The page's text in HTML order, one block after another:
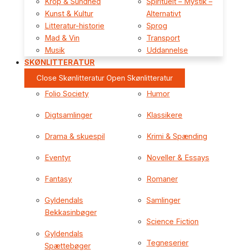
Kunst & Kultur
Litteratur-historie
Mad & Vin
Musik
Alternativt
Sprog
Transport
Uddannelse
SKØNLITTERATUR
Close Skønlitteratur Open Skønlitteratur
Folio Society
Digtsamlinger
Drama & skuespil
Eventyr
Fantasy
Gyldendals
Bekkasinbøger
Gyldendals
Spættebøger
Humor
Klassikere
Krimi & Spænding
Noveller & Essays
Romaner
Samlinger
Science Fiction
Tegneserier